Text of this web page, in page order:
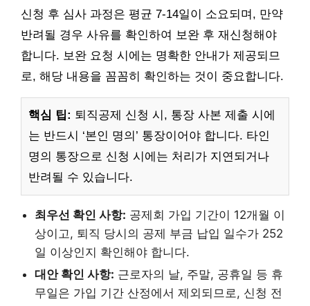
신청 후 심사 과정은 평균 7-14일이 소요되며, 만약
반려될 경우 사유를 확인하여 보완 후 재신청해야
합니다. 보완 요청 시에는 명확한 안내가 제공되므
로, 해당 내용을 꼼꼼히 확인하는 것이 중요합니다.
핵심 팁: 퇴직공제 신청 시, 통장 사본 제출 시에
는 반드시 ‘본인 명의’ 통장이어야 합니다. 타인
명의 통장으로 신청 시에는 처리가 지연되거나
반려될 수 있습니다.
최우선 확인 사항: 공제회 가입 기간이 12개월 이
상이고, 퇴직 당시의 공제 부금 납입 일수가 252
일 이상인지 확인해야 합니다.
대안 확인 사항: 근로자의 날, 주말, 공휴일 등 휴
무일은 가입 기간 산정에서 제외되므로, 신청 전